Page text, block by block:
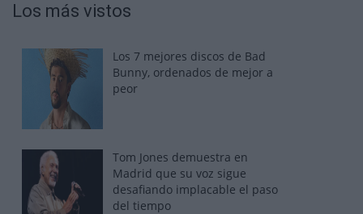
Los más vistos
Los 7 mejores discos de Bad
Bunny, ordenados de mejor a
peor
Tom Jones demuestra en
Madrid que su voz sigue
desafiando implacable el paso
del tiempo